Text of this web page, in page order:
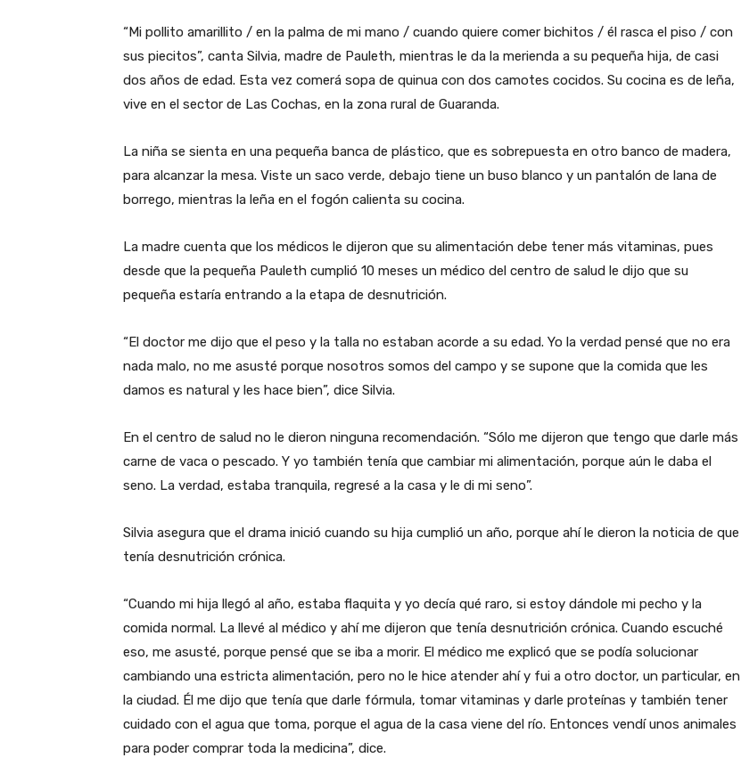
“Mi pollito amarillito / en la palma de mi mano / cuando quiere comer bichitos / él rasca el piso / con
sus piecitos”, canta Silvia, madre de Pauleth, mientras le da la merienda a su pequeña hija, de casi
dos años de edad. Esta vez comerá sopa de quinua con dos camotes cocidos. Su cocina es de leña,
vive en el sector de Las Cochas, en la zona rural de Guaranda.
La niña se sienta en una pequeña banca de plástico, que es sobrepuesta en otro banco de madera,
para alcanzar la mesa. Viste un saco verde, debajo tiene un buso blanco y un pantalón de lana de
borrego, mientras la leña en el fogón calienta su cocina.
La madre cuenta que los médicos le dijeron que su alimentación debe tener más vitaminas, pues
desde que la pequeña Pauleth cumplió 10 meses un médico del centro de salud le dijo que su
pequeña estaría entrando a la etapa de desnutrición.
“El doctor me dijo que el peso y la talla no estaban acorde a su edad. Yo la verdad pensé que no era
nada malo, no me asusté porque nosotros somos del campo y se supone que la comida que les
damos es natural y les hace bien”, dice Silvia.
En el centro de salud no le dieron ninguna recomendación. “Sólo me dijeron que tengo que darle más
carne de vaca o pescado. Y yo también tenía que cambiar mi alimentación, porque aún le daba el
seno. La verdad, estaba tranquila, regresé a la casa y le di mi seno”.
Silvia asegura que el drama inició cuando su hija cumplió un año, porque ahí le dieron la noticia de que
tenía desnutrición crónica.
“Cuando mi hija llegó al año, estaba flaquita y yo decía qué raro, si estoy dándole mi pecho y la
comida normal. La llevé al médico y ahí me dijeron que tenía desnutrición crónica. Cuando escuché
eso, me asusté, porque pensé que se iba a morir. El médico me explicó que se podía solucionar
cambiando una estricta alimentación, pero no le hice atender ahí y fui a otro doctor, un particular, en
la ciudad. Él me dijo que tenía que darle fórmula, tomar vitaminas y darle proteínas y también tener
cuidado con el agua que toma, porque el agua de la casa viene del río. Entonces vendí unos animales
para poder comprar toda la medicina”, dice.